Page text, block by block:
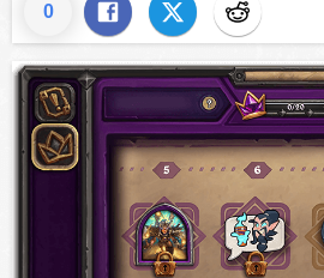
0